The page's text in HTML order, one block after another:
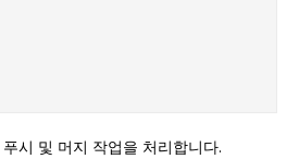
시 및 머지 작업을 처리합니다.